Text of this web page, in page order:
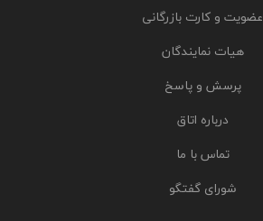
عضویت و کارت بازرگانی
هیات نمایندگان
پرسش و پاسخ
درباره اتاق
تماس با ما
شورای گفتگو